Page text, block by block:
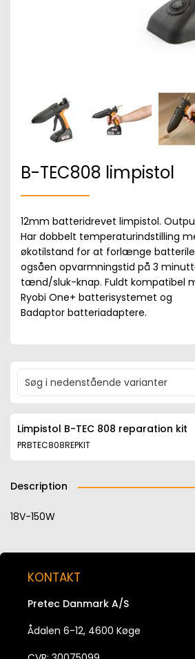
B-TEC808 limpistol
12mm batteridrevet limpistol.
Har dobbelt temperaturindstilling
økotilstand for at forlænge
ogsåen opvarmningstid på 3
tænd/sluk-knap. Fuldt kompatibel
Ryobi One+ batterisystemet og
Badaptor batteriadaptere.
Limpistol B-TEC 808 reparation kit
PRBTEC808REPKIT
Description
18V-150W
KONTAKT
Pretec Danmark A/S
Ådalen 6-12, 4600 Køge